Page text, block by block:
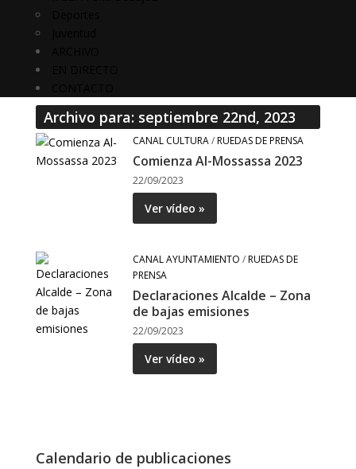
Archivo para: septiembre 22nd, 2023
CANAL CULTURA/RUEDAS DE PRENSA
Comienza Al-Mossassa 2023
22/09/2023
Ver vídeo »
CANAL AYUNTAMIENTO /RUEDAS DE
PRENSA
Declaraciones Alcalde – Zona
de bajas emisiones
22/09/2023
Ver vídeo »
Calendario de publicaciones